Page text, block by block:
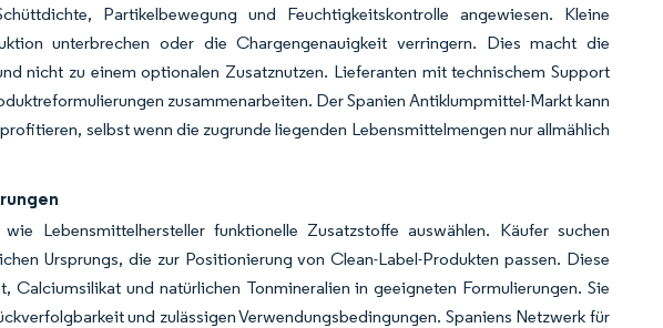
Partikelbewegung und Feuchtigkeitskontrolle angewiesen. Kleine
unterbrechen oder die Chargengenauigkeit verringern. Dies macht die
nicht zu einem optionalen Zusatznutzen. Lieferanten mit technischem Support
zusammenarbeiten. Der Spanien Antiklumpmittel-Markt kann
selbst wenn die zugrunde liegenden Lebensmittelmengen nur allmählich
Lebensmittelhersteller funktionelle Zusatzstoffe auswählen. Käufer suchen
Ursprungs, die zur Positionierung von Clean-Label-Produkten passen. Diese
und natürlichen Tonmineralien in geeigneten Formulierungen. Sie
und zulässigen Verwendungsbedingungen. Spaniens Netzwerk für